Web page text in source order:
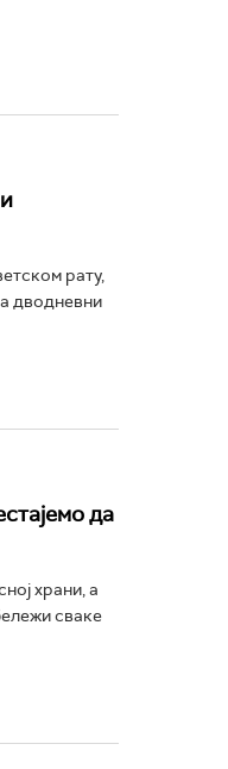
рату,
дводневни
да
храни, а
сваке